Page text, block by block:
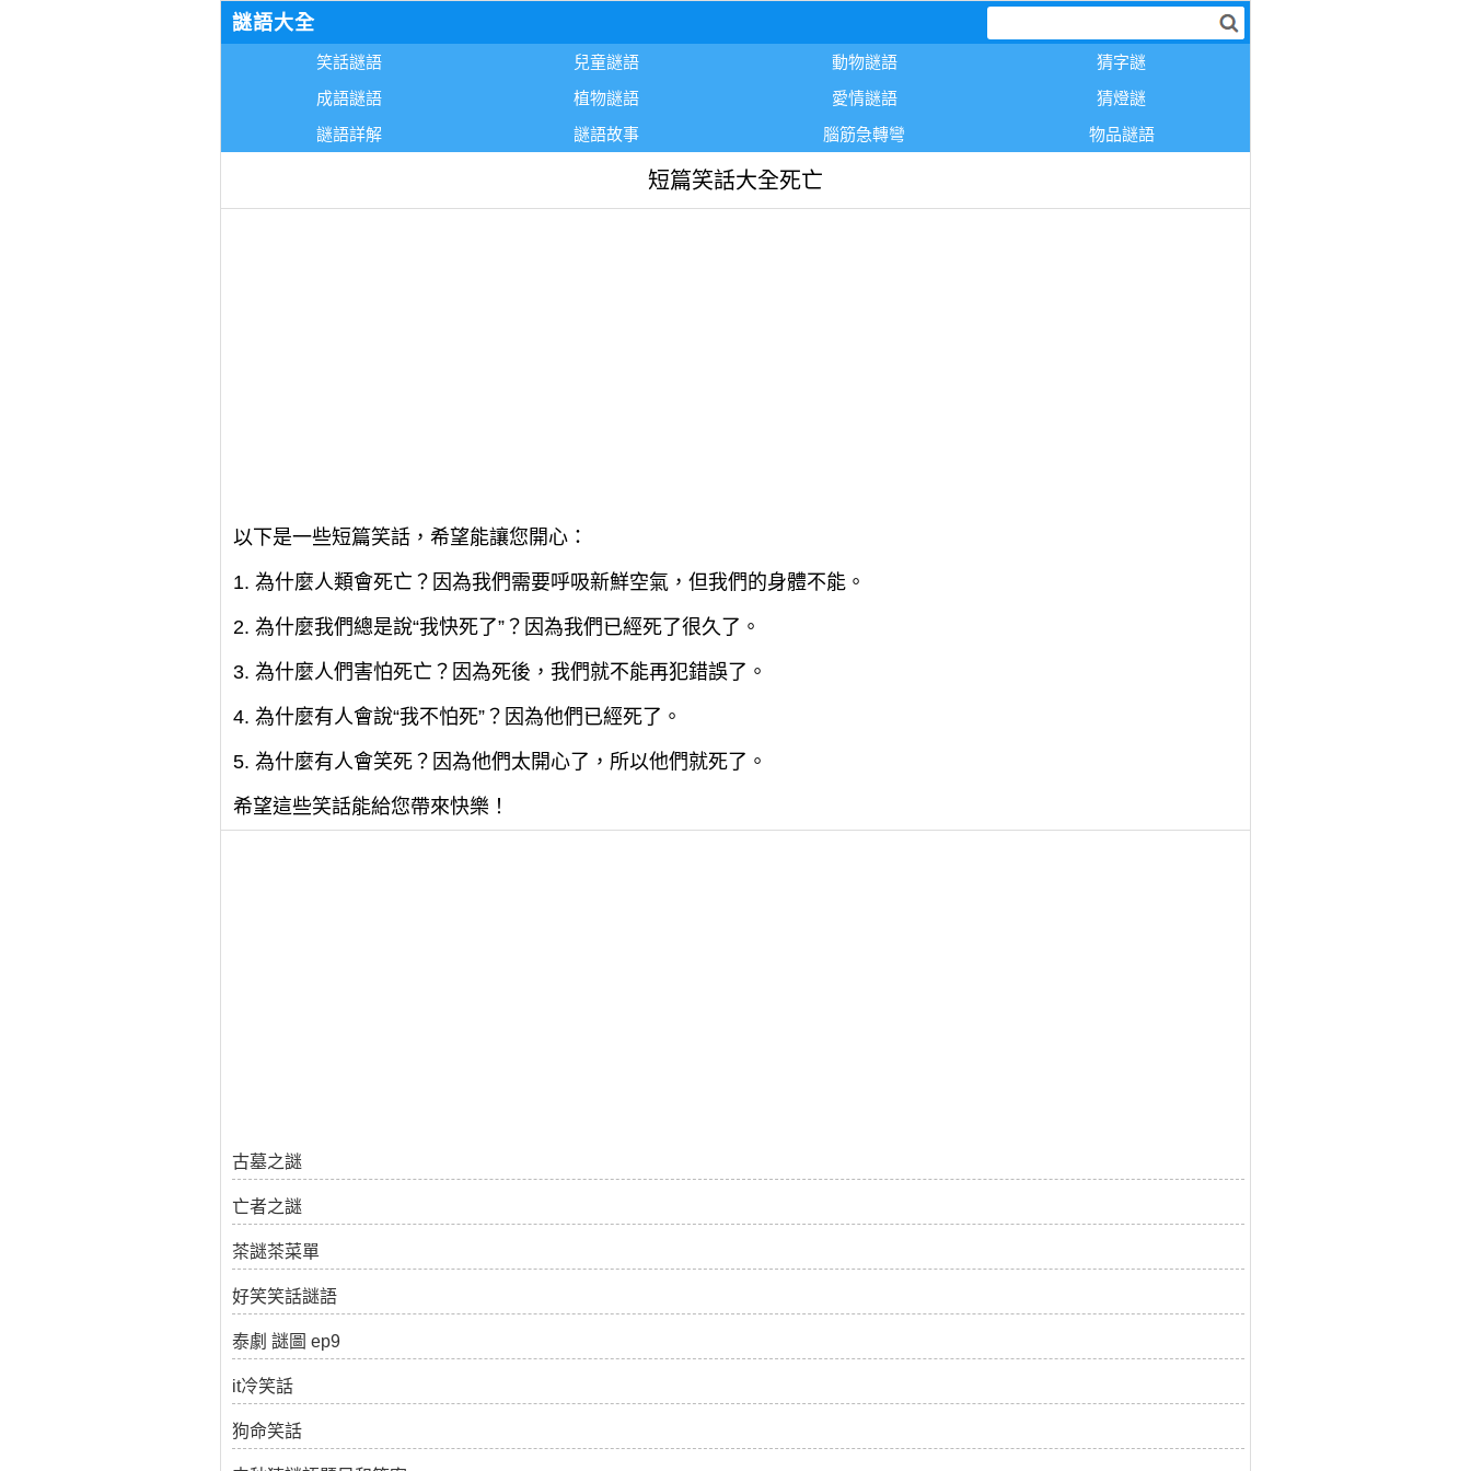
謎語大全
笑話謎語 兒童謎語 動物謎語
猜字謎
成語謎語
植物謎語 愛情謎語
猜燈謎
謎語詳解
謎語故事 腦筋急轉彎 物品謎語
短篇笑話大全死亡
以下是一些短篇笑話，希望能讓您開心：
1. 為什麼人類會死亡？因為我們需要呼吸新鮮空氣，但我們的身體不能。
2. 為什麼我們總是說“我快死了”？因為我們已經死了很久了。
3. 為什麼人們害怕死亡？因為死後，我們就不能再犯錯誤了。
4. 為什麼有人會說“我不怕死”？因為他們已經死了。
5. 為什麼有人會笑死？因為他們太開心了，所以他們就死了。
希望這些笑話能給您帶來快樂！
古墓之謎
亡者之謎
茶謎茶菜單
好笑笑話謎語
泰劇 謎圖 ep9
it冷笑話
狗命笑話